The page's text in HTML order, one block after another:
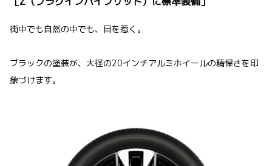
街中でも自然の中でも、目を惹く。
ブラックの塗装が、大径の20インチアルミホイールの精悍さを印
象づけます。